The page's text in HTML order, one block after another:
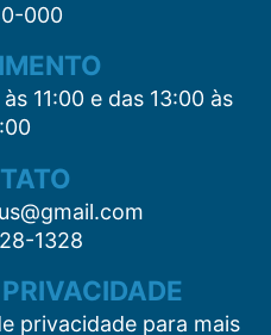
000
11:00 e das 13:00 às
1328
privacidade para mais